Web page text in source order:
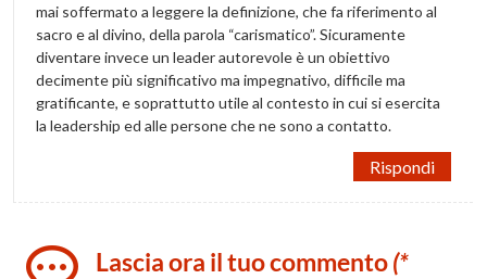
mai soffermato a leggere la definizione, che fa riferimento al
sacro e al divino, della parola “carismatico”. Sicuramente
diventare invece un leader autorevole è un obiettivo
decimente più significativo ma impegnativo, difficile ma
gratificante, e soprattutto utile al contesto in cui si esercita
la leadership ed alle persone che ne sono a contatto.
Rispondi
Lascia ora il tuo commento(*